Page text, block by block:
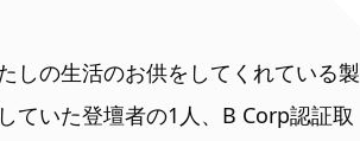
しの生活のお供をしてくれている製
ていた登壇者の1人、B Corp認証取